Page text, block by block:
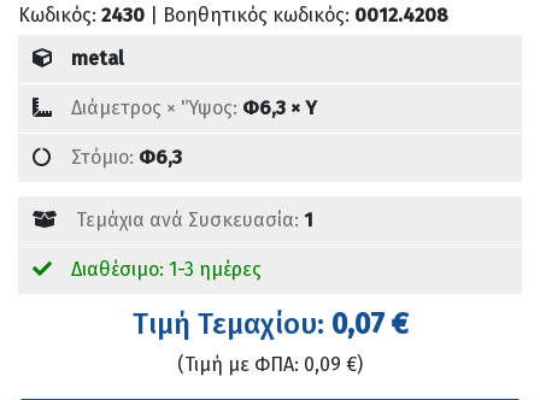
Κωδικός: 2430 | Βοηθητικός κωδικός: 0012.4208
metal
Διάμετρος × 'Ύψος: Φ6,3 × Υ
Στόμιο: Φ6,3
Τεμάχια ανά Συσκευασία: 1
Διαθέσιμο: 1-3 ημέρες
Tιμή Τεμαχίου: 0,07 €
(Τιμή με ΦΠΑ: 0,09 €)